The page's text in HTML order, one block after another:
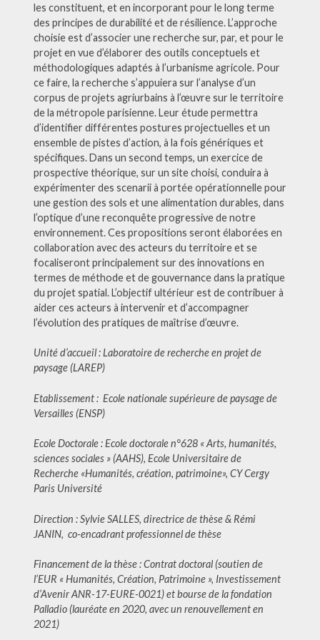
les constituent, et en incorporant pour le long terme
des principes de durabilité et de résilience. L’approche
choisie est d’associer une recherche sur, par, et pour le
projet en vue d’élaborer des outils conceptuels et
méthodologiques adaptés à l’urbanisme agricole. Pour
ce faire, la recherche s’appuiera sur l’analyse d’un
corpus de projets agriurbains à l’œuvre sur le territoire
de la métropole parisienne. Leur étude permettra
d’identifier différentes postures projectuelles et un
ensemble de pistes d’action, à la fois génériques et
spécifiques. Dans un second temps, un exercice de
prospective théorique, sur un site choisi, conduira à
expérimenter des scenarii à portée opérationnelle pour
une gestion des sols et une alimentation durables, dans
l’optique d’une reconquête progressive de notre
environnement. Ces propositions seront élaborées en
collaboration avec des acteurs du territoire et se
focaliseront principalement sur des innovations en
termes de méthode et de gouvernance dans la pratique
du projet spatial. L’objectif ultérieur est de contribuer à
aider ces acteurs à intervenir et d’accompagner
l’évolution des pratiques de maîtrise d’œuvre.
Unité d’accueil : Laboratoire de recherche en projet de
paysage (LAREP)
Etablissement : Ecole nationale supérieure de paysage de
Versailles (ENSP)
Ecole Doctorale : Ecole doctorale n°628 « Arts, humanités,
sciences sociales » (AAHS), Ecole Universitaire de
Recherche «Humanités, création, patrimoine», CY Cergy
Paris Université
Direction : Sylvie SALLES, directrice de thèse & Rémi
JANIN, co-encadrant professionnel de thèse
Financement de la thèse : Contrat doctoral (soutien de
l’EUR « Humanités, Création, Patrimoine », Investissement
d’Avenir ANR-17-EURE-0021) et bourse de la fondation
Palladio (lauréate en 2020, avec un renouvellement en
2021)